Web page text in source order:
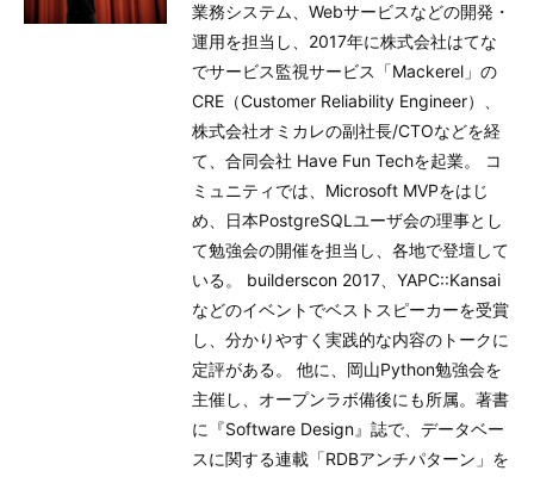
業務システム、Webサービスなどの開発・
運用を担当し、2017年に株式会社はてな
でサービス監視サービス「Mackerel」の
CRE（Customer Reliability Engineer）、
株式会社オミカレの副社長/CTOなどを経
て、合同会社 Have Fun Techを起業。 コ
ミュニティでは、Microsoft MVPをはじ
め、日本PostgreSQLユーザ会の理事とし
て勉強会の開催を担当し、各地で登壇して
いる。 builderscon 2017、YAPC::Kansai
などのイベントでベストスピーカーを受賞
し、分かりやすく実践的な内容のトークに
定評がある。 他に、岡山Python勉強会を
主催し、オープンラボ備後にも所属。著書
に『Software Design』誌で、データベー
スに関する連載「RDBアンチパターン」を